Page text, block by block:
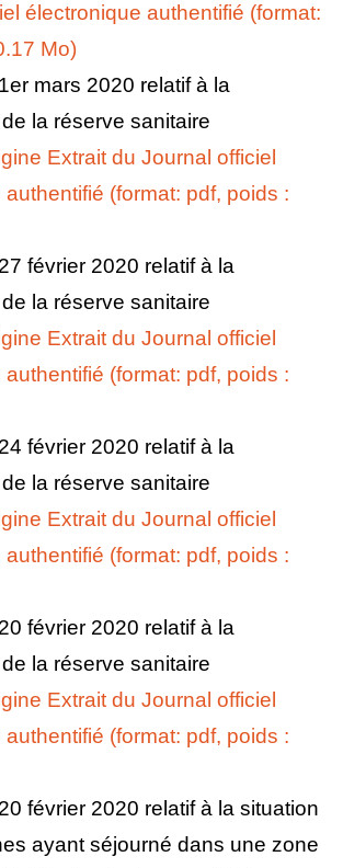
électronique authentifié (format:
Mo)
mars 2020 relatif à la
la réserve sanitaire
Extrait du Journal officiel
(format: pdf, poids :
février 2020 relatif à la
la réserve sanitaire
Extrait du Journal officiel
(format: pdf, poids :
février 2020 relatif à la
la réserve sanitaire
Extrait du Journal officiel
(format: pdf, poids :
février 2020 relatif à la
la réserve sanitaire
Extrait du Journal officiel
(format: pdf, poids :
février 2020 relatif à la situation
ayant séjourné dans une zone